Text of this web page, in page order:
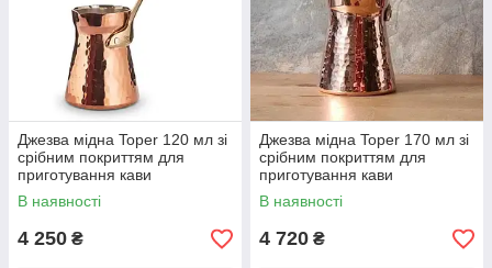
Джезва мідна Toper 120 мл зі
срібним покриттям для
приготування кави
В наявності
4 250 ₴
Джезва мідна Toper 170 мл зі
срібним покриттям для
приготування кави
В наявності
4 720 ₴